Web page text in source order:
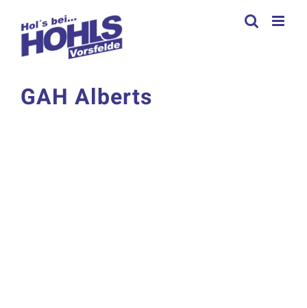
Inhalt
springen
GAH Alberts